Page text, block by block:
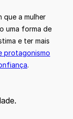
a mulher
uma forma de
e ter mais
protagonismo
.